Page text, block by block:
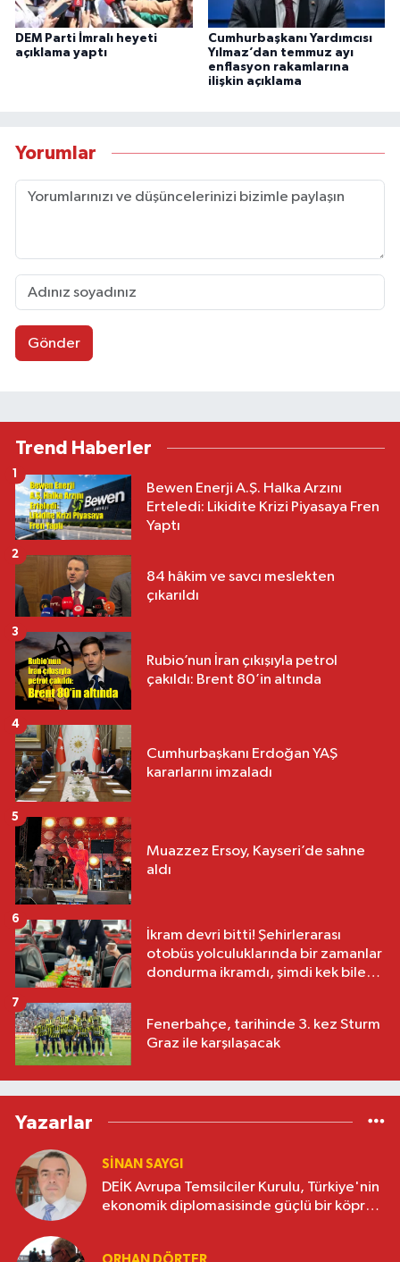
DEM Parti İmralı heyeti
açıklama yaptı
Cumhurbaşkanı Yardımcısı
Yılmaz’dan temmuz ayı
enflasyon rakamlarına
ilişkin açıklama
Yorumlar
Gönder
Trend Haberler
Bewen Enerji A.Ş. Halka Arzını
Erteledi: Likidite Krizi Piyasaya Fren
Yaptı
1
84 hâkim ve savcı meslekten
çıkarıldı
2
Rubio’nun İran çıkışıyla petrol
çakıldı: Brent 80’in altında
3
Cumhurbaşkanı Erdoğan YAŞ
kararlarını imzaladı
4
Muazzez Ersoy, Kayseri’de sahne
aldı
5
İkram devri bitti! Şehirlerarası
otobüs yolculuklarında bir zamanlar
dondurma ikramdı, şimdi kek bile
6
Fenerbahçe, tarihinde 3. kez Sturm
Graz ile karşılaşacak
7
Yazarlar
SINAN SAYGI
DEİK Avrupa Temsilciler Kurulu, Türkiye'nin
ekonomik diplomasisinde güçlü bir köprü